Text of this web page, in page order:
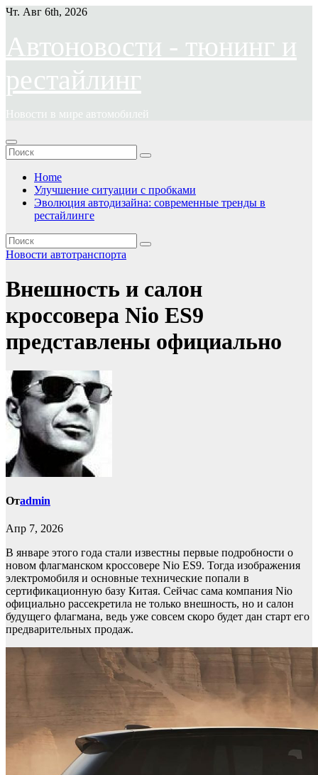
Перейти
содержимому
Чт. Авг 6th, 2026
Автоновости - тюнинг и
рестайлинг
Новости в мире автомобилей
Home
Улучшение ситуации с пробками
Эволюция автодизайна: современные тренды в
рестайлинге
Новости автотранспорта
Внешность и салон
кроссовера Nio ES9
представлены официально
Отadmin
Апр 7, 2026
В январе этого года стали известны первые подробности о
новом флагманском кроссовере Nio ES9. Тогда изображения
электромобиля и основные технические попали в
сертификационную базу Китая. Сейчас сама компания Nio
официально рассекретила не только внешность, но и салон
будущего флагмана, ведь уже совсем скоро будет дан старт его
предварительных продаж.